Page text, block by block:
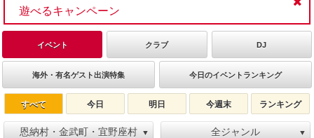
遊べるキャンペーン
イベント クラブ DJ
海外・有名ゲスト出演特集 今日のイベントランキング
すべて 今日 明日 今週末 ランキング
恩納村・金武町・宜野座村 ▼ 全ジャンル ▼